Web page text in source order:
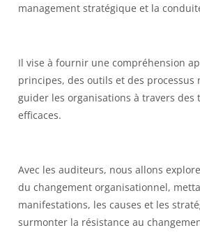
management stratégique et la
Il vise à fournir une compréhension
principes, des outils et des processus
guider les organisations à travers des
efficaces.
Avec les auditeurs, nous allons
du changement organisationnel,
manifestations, les causes et les
surmonter la résistance au